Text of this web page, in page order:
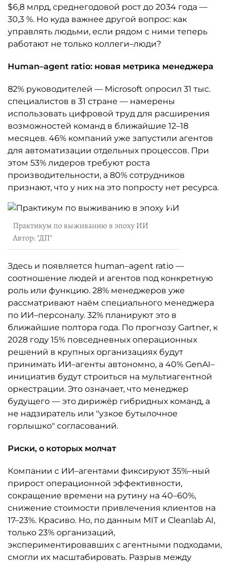
$6,8 млрд, среднегодовой рост до 2034 года —
30,3 %. Но куда важнее другой вопрос: как
управлять людьми, если рядом с ними теперь
работают не только коллеги–люди?
Human–agent ratio: новая метрика менеджера
82% руководителей — Microsoft опросил 31 тыс.
специалистов в 31 стране — намерены
использовать цифровой труд для расширения
возможностей команд в ближайшие 12–18
месяцев. 46% компаний уже запустили агентов
для автоматизации отдельных процессов. При
этом 53% лидеров требуют роста
производительности, а 80% сотрудников
признают, что у них на это попросту нет ресурса.
Практикум по выживанию в эпоху ИИ
Автор: "ДП"
Здесь и появляется human–agent ratio —
соотношение людей и агентов под конкретную
роль или функцию. 28% менеджеров уже
рассматривают наём специального менеджера
по ИИ–персоналу. 32% планируют это в
ближайшие полтора года. По прогнозу Gartner, к
2028 году 15% повседневных операционных
решений в крупных организациях будут
принимать ИИ–агенты автономно, а 40% GenAI–
инициатив будут строиться на мультиагентной
оркестрации. Это означает, что менеджер
будущего — это дирижёр гибридных команд, а
не надзиратель или "узкое бутылочное
горлышко" согласований.
Риски, о которых молчат
Компании с ИИ–агентами фиксируют 35%–ный
прирост операционной эффективности,
сокращение времени на рутину на 40–60%,
снижение стоимости привлечения клиентов на
17–23%. Красиво. Но, по данным MIT и Cleanlab AI,
только 23% организаций,
экспериментировавших с агентными подходами,
смогли их масштабировать. Разрыв между